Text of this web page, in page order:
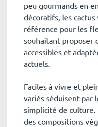
peu gourmands en
décoratifs, les
référence pour les
souhaitant proposer
accessibles et
actuels.
Faciles à vivre et
variés séduisent par
simplicité de culture.
des compositions